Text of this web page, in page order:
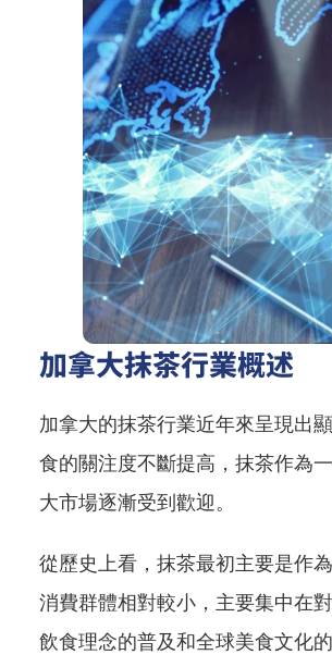
加拿大抹茶行業概述
加拿大的抹茶行業近年來呈現出
食的關注度不斷提高，抹茶作為
大市場逐漸受到歡迎。
從歷史上看，抹茶最初主要是作
消費群體相對較小，主要集中在
飲食理念的普及和全球美食文化